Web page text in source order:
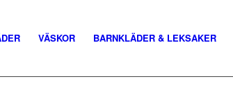
VÄSKOR BARNKLÄDER & LEKSAKER